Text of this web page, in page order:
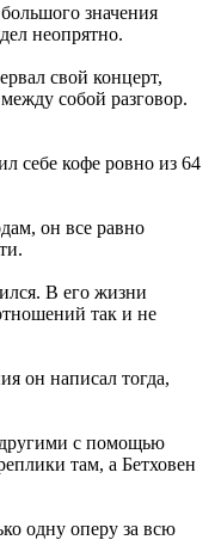
значения
неопрятно.
свой концерт,
собой разговор.
себе кофе ровно из 64
он все равно
В его жизни
так и не
он написал тогда,
с помощью
там, а Бетховен
одну оперу за всю